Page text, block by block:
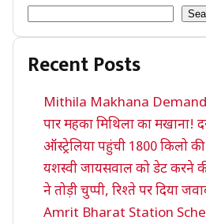
Recent Posts
Mithila Makhana
पार महका मिथिला का मखाना!
ऑस्ट्रेलिया पहुंची 1800 किलो
यशस्वी जायसवाल को डेट करने
ने तोड़ी चुप्पी, रिश्ते पर दिया
Amrit Bharat Station